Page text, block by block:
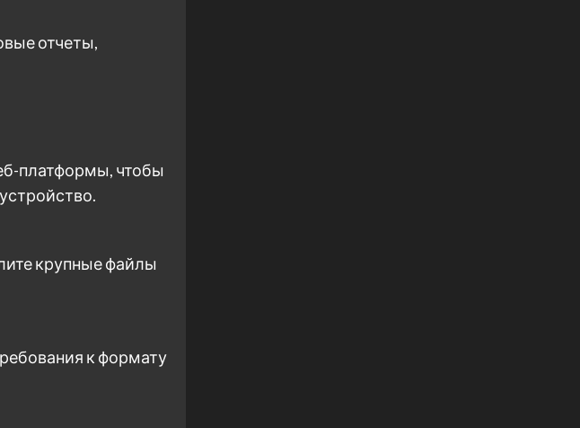
отчеты,
платформы, чтобы
крупные файлы
к формату